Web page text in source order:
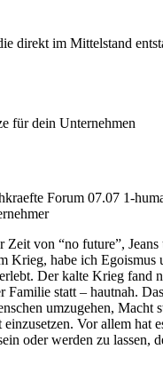
direkt im Mittelstand
für dein Unternehmen
Zeit von “no future”, Jeans
Krieg, habe ich Egoismus
Der kalte Krieg fand
Familie statt – hautnah.
umzugehen, Macht
Vor allem hat
oder werden zu lassen,